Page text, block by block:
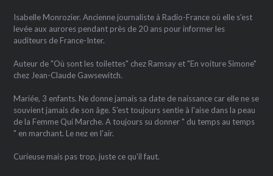
Isabelle Monrozier. Ancienne journaliste à Radio-France où elle s'est
levée aux aurores pendant près de 20 ans pour informer les
auditeurs de France-Inter.
Auteur de "Où sont les toilettes" chez Ramsay et "En voiture Simone"
chez Jean-Claude Gawsewitch.
Mariée, 3 enfants. Ne donne jamais sa date de naissance car elle ne se
souvient jamais de son âge. S'est toujours sentie à l'aise dans la peau
de la Femme Qui Marche. A toujours su donner " du temps au temps
" en marchant. Le nez en l'air.
Curieuse mais pas trop, juste ce qu'il faut.